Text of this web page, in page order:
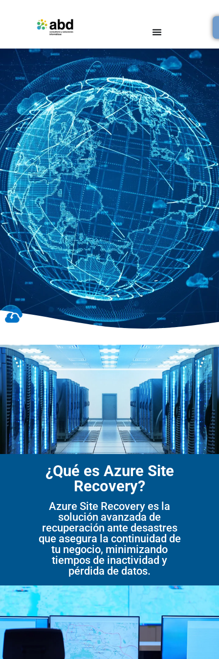
¿Qué es Azure Site
Recovery?
Azure Site Recovery es la
solución avanzada de
recuperación ante desastres
que asegura la continuidad de
tu negocio, minimizando
tiempos de inactividad y
pérdida de datos.